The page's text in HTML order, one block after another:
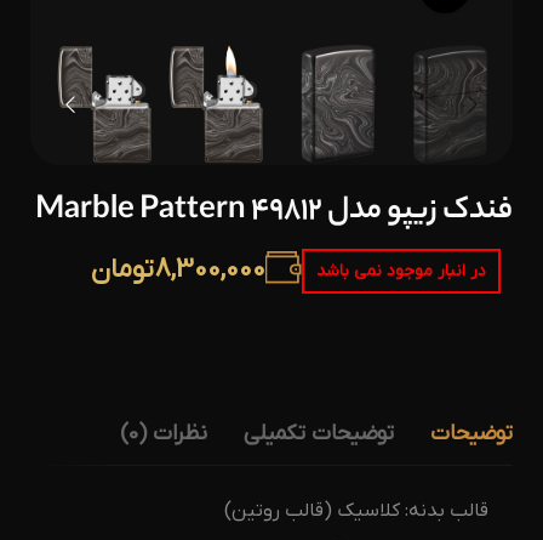
فندک زیپو مدل 49812 Marble Pattern
در انبار موجود نمی باشد 8,300,000تومان
توضیحات توضیحات تکمیلی نظرات (0)
قالب بدنه: کلاسیک (قالب روتین)